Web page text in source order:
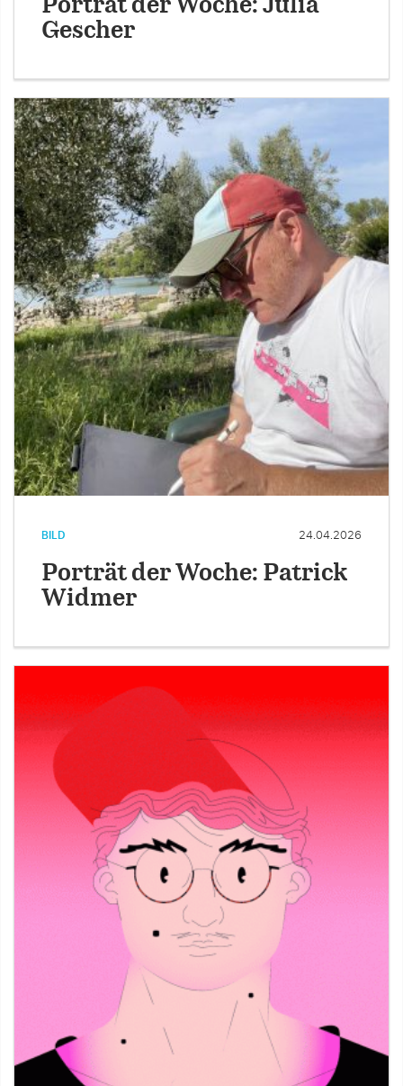
Porträt der Woche: Julia
Gescher
BILD 24.04.2026
Porträt der Woche: Patrick
Widmer